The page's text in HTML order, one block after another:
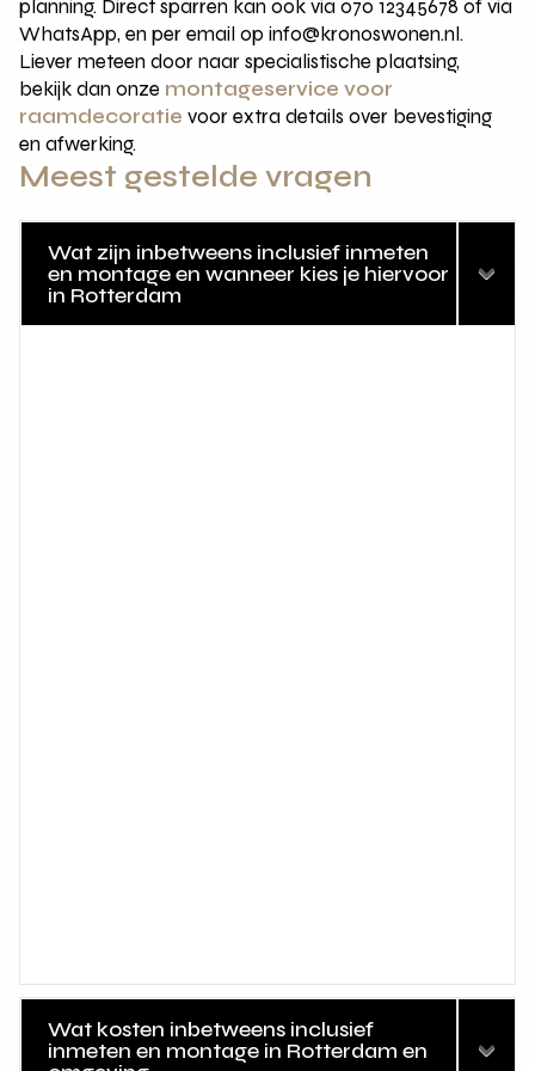
planning. Direct sparren kan ook via 070 12345678 of via
WhatsApp, en per email op info@kronoswonen.nl.
Liever meteen door naar specialistische plaatsing,
bekijk dan onze montageservice voor
raamdecoratie voor extra details over bevestiging
en afwerking.
Meest gestelde vragen
Wat zijn inbetweens inclusief inmeten
en montage en wanneer kies je hiervoor
in Rotterdam
Wat kosten inbetweens inclusief
inmeten en montage in Rotterdam en